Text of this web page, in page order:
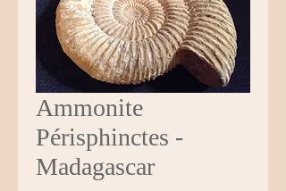
Ammonite
Périsphinctes -
Madagascar